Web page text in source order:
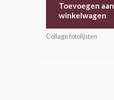
Toevoegen aan
winkelwagen
Collage fotolijsten